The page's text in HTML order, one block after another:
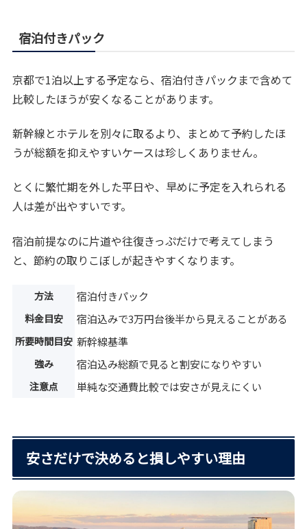
宿泊付きパック
京都で1泊以上する予定なら、宿泊付きパックまで含めて
比較したほうが安くなることがあります。
新幹線とホテルを別々に取るより、まとめて予約したほ
うが総額を抑えやすいケースは珍しくありません。
とくに繁忙期を外した平日や、早めに予定を入れられる
人は差が出やすいです。
宿泊前提なのに片道や往復きっぷだけで考えてしまう
と、節約の取りこぼしが起きやすくなります。
方法 宿泊付きパック
料金目安 宿泊込みで3万円台後半から見えることがある
所要時間目安 新幹線基準
強み 宿泊込み総額で見ると割安になりやすい
注意点 単純な交通費比較では安さが見えにくい
安さだけで決めると損しやすい理由